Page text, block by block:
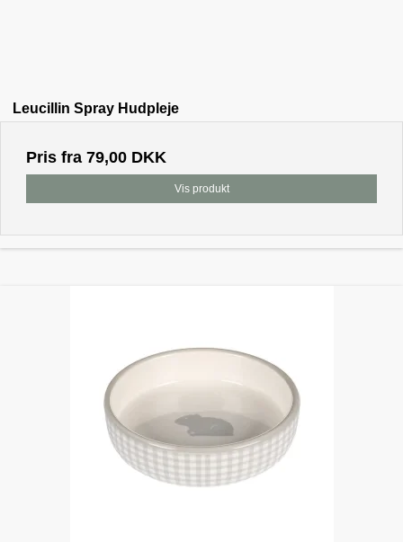
Leucillin Spray Hudpleje
Pris fra 79,00 DKK
Vis produkt